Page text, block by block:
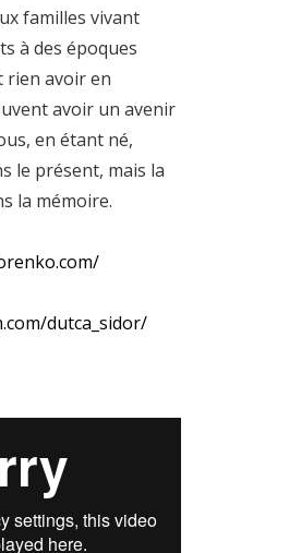
familles vivant
à des époques
rien avoir en
avoir un avenir
en étant né,
le présent, mais la
la mémoire.
dutca_sidor/